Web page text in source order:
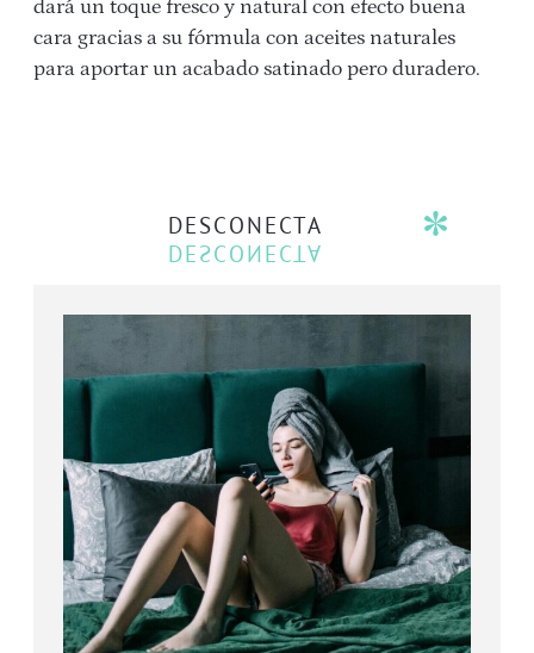
dará un toque fresco y natural con efecto buena
cara gracias a su fórmula con aceites naturales
para aportar un acabado satinado pero duradero.
DESCONECTA